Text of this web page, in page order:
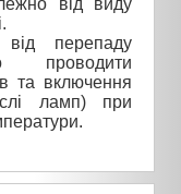
перепаду
проводити
та включення
ламп) при